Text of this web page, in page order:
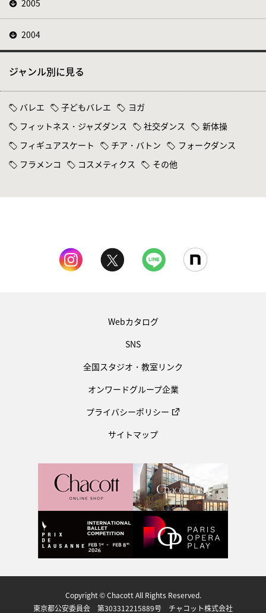
2005
2004
ジャンル別に見る
バレエ 子どもバレエ
ヨガ
フィットネス・ジャズダンス
社交ダンス
新体操
フィギュアスケート
チア・バトン
フォークダンス
フラメンコ
コスメティクス その他
Webカタログ
SNS
全国スタジオ・教室リンク
オンワードグループ企業
プライバシーポリシー
サイトマップ
Copyright © Chacott All Rights Reserved.
東京都公安委員会 第303312215889号 チャコット株式会社